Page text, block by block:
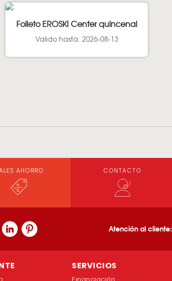
Folleto EROSKI Center quincenal
Valido hasta: 2026-08-13
AHORRO CONTACTO
Atención al cliente:
SERVICIOS